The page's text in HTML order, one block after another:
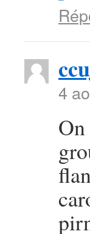
4